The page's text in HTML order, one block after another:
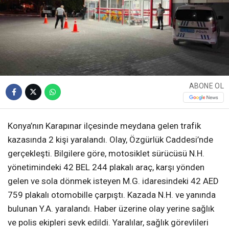
ABONE OL
Konya’nın Karapınar ilçesinde meydana gelen trafik
kazasında 2 kişi yaralandı. Olay, Özgürlük Caddesi’nde
gerçekleşti. Bilgilere göre, motosiklet sürücüsü N.H.
yönetimindeki 42 BEL 244 plakalı araç, karşı yönden
gelen ve sola dönmek isteyen M.G. idaresindeki 42 AED
759 plakalı otomobille çarpıştı. Kazada N.H. ve yanında
bulunan Y.A. yaralandı. Haber üzerine olay yerine sağlık
ve polis ekipleri sevk edildi. Yaralılar, sağlık görevlileri